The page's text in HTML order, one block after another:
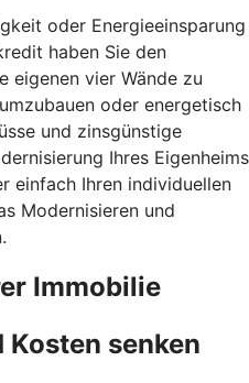
oder Energieeinsparung
haben Sie den
eigenen vier Wände zu
oder energetisch
und zinsgünstige
Ihres Eigenheims
einfach Ihren individuellen
Modernisieren und
Immobilie
Kosten senken